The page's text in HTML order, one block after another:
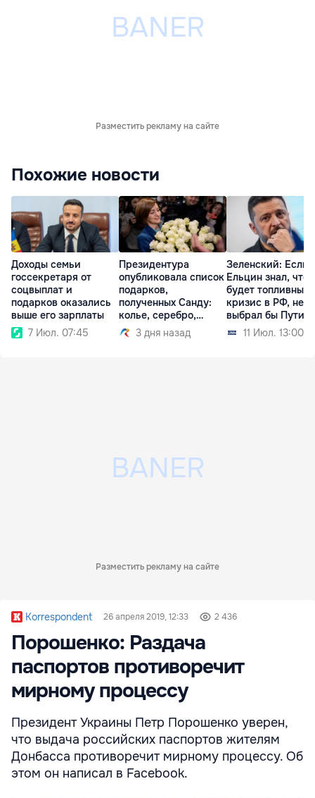
Разместить рекламу на сайте
Похожие новости
Доходы семьи
госсекретаря от
соцвыплат и
подарков оказались
выше его зарплаты
7 Июл. 07:45
Президентура
опубликовала список
подарков,
полученных Санду:
колье, серебро,
ковер3 дня назад
Зеленский: Если
Ельцин знал, что
будет топливный
кризис в РФ, не
выбрал бы Путина
11 Июл. 13:00
Разместить рекламу на сайте
Korrespondent 26 апреля 2019, 12:33 2 436
Порошенко: Раздача
паспортов противоречит
мирному процессу
Президент Украины Петр Порошенко уверен,
что выдача российских паспортов жителям
Донбасса противоречит мирному процессу. Об
этом он написал в Facebook.